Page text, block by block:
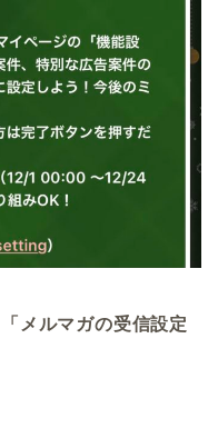
「 メルマガの受信設定